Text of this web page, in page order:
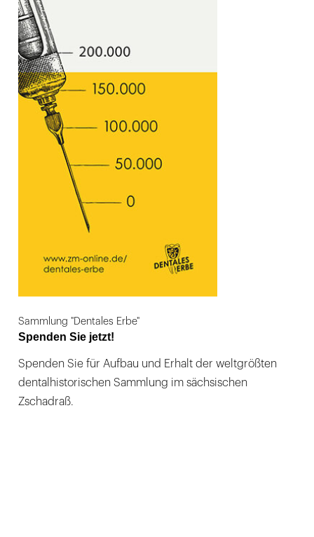
Sammlung "Dentales Erbe"
Spenden Sie jetzt!
Spenden Sie für Aufbau und Erhalt der weltgrößten
dentalhistorischen Sammlung im sächsischen
Zschadraß.